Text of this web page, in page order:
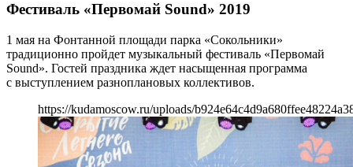
Фестиваль «Первомай Sound» 2019
1 мая на Фонтанной площади парка «Сокольники»
традиционно пройдет музыкальный фестиваль «Первомай
Sound». Гостей праздника ждет насыщенная программа
с выступлением разноплановых коллективов.
https://kudamoscow.ru/uploads/